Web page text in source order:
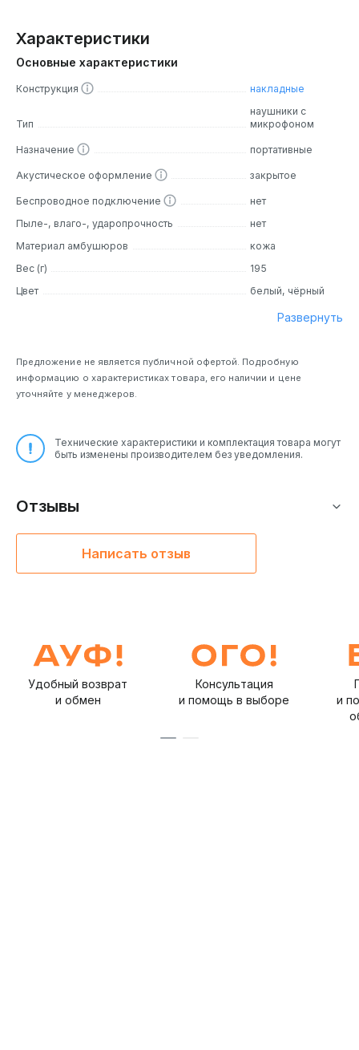
Характеристики
Основные характеристики
Конструкция накладные
Тип
наушники с
микрофоном
Назначение портативные
Акустическое оформление закрытое
Беспроводное подключение
нет
Пыле-, влаго-, ударопрочность
нет
Материал амбушюров
кожа
Вес (г)
195
Цвет
белый, чёрный
Развернуть
Предложение не является публичной офертой. Подробную
информацию о характеристиках товара, его наличии и цене
уточняйте у менеджеров.
Технические характеристики и комплектация товара могут
быть изменены производителем без уведомления.
Отзывы
Написать отзыв
Удобный возврат
и обмен
Консультация
и помощь в выборе
и